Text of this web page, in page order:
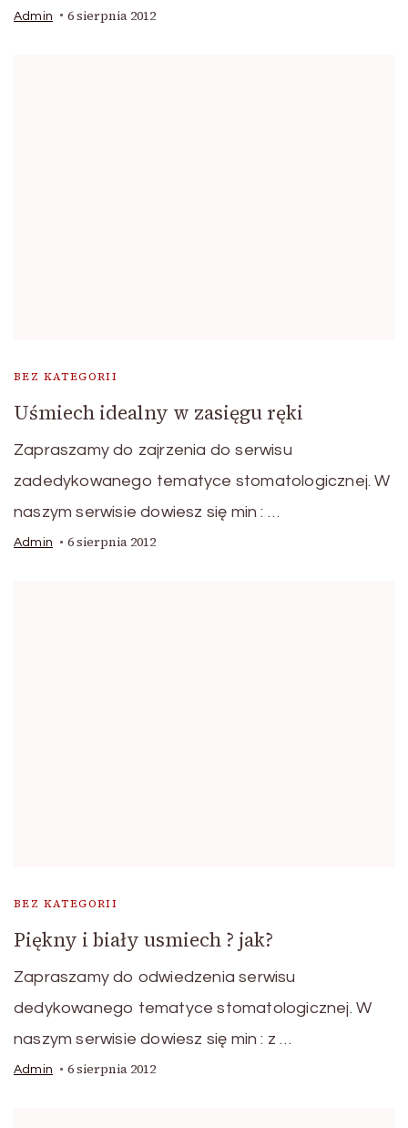
Admin 6 sierpnia 2012
BEZ KATEGORII
Uśmiech idealny w zasięgu ręki
Zapraszamy do zajrzenia do serwisu
zadedykowanego tematyce stomatologicznej. W
naszym serwisie dowiesz się min : …
Admin 6 sierpnia 2012
BEZ KATEGORII
Piękny i biały usmiech ? jak?
Zapraszamy do odwiedzenia serwisu
dedykowanego tematyce stomatologicznej. W
naszym serwisie dowiesz się min : z …
Admin 6 sierpnia 2012